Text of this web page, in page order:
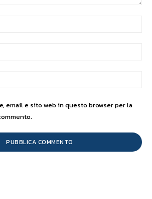
email e sito web in questo browser per la